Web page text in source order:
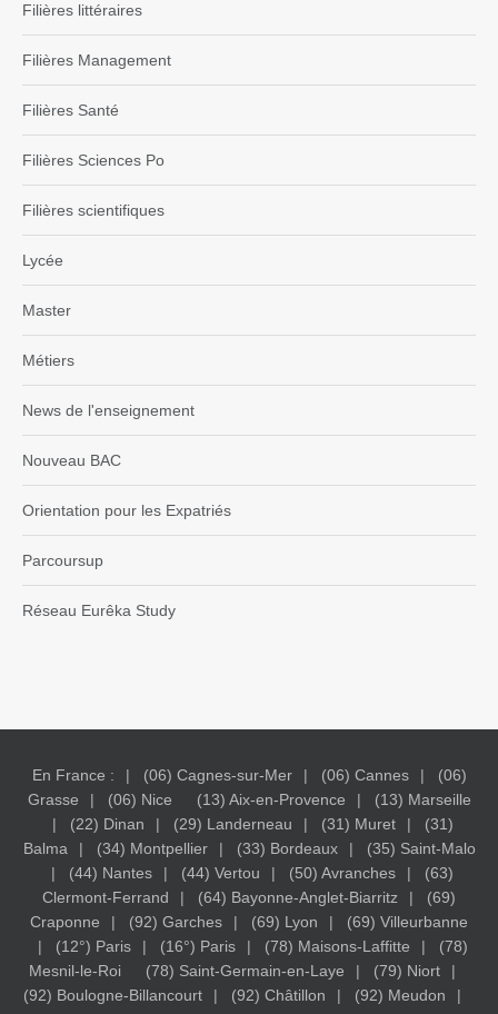
Filières littéraires
Filières Management
Filières Santé
Filières Sciences Po
Filières scientifiques
Lycée
Master
Métiers
News de l'enseignement
Nouveau BAC
Orientation pour les Expatriés
Parcoursup
Réseau Eurêka Study
En France : (06) Cagnes-sur-Mer (06) Cannes
(06)
Grasse
(06) Nice (13) Aix-en-Provence
(13) Marseille
(22) Dinan
(29) Landerneau (31) Muret
(31)
Balma
(34) Montpellier (33) Bordeaux
(35) Saint-Malo
(44) Nantes
(44) Vertou (50) Avranches
(63)
Clermont-Ferrand
(64) Bayonne-Anglet-Biarritz
(69)
Craponne
(92) Garches (69) Lyon
(69) Villeurbanne
(12°) Paris
(16°) Paris (78) Maisons-Laffitte
(78)
Mesnil-le-Roi
(78) Saint-Germain-en-Laye
(79) Niort
(92) Boulogne-Billancourt
(92) Châtillon
(92) Meudon